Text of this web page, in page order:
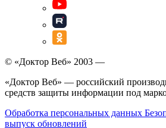
© «Доктор Веб» 2003 —
«Доктор Веб» — российский
средств защиты информации под
Обработка персональных данных
выпуск обновлений